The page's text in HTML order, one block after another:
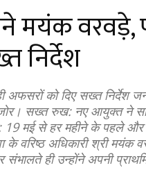
मयंक वरवड़े,
निर्देश
को दिए सख्त निर्देश
जोर। सख्त रुख: नए आयुक्त ने
19 मई से हर महीने के पहले
के वरिष्ठ अधिकारी श्री
ही उन्होंने अपनी